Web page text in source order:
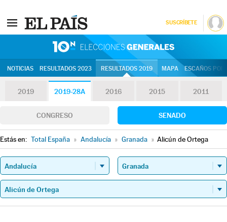
SUSCRÍBETE
NOTICIAS RESULTADOS 2023 RESULTADOS 2019 MAPA ESCAÑOS
2019 2019-28A 2016 2015 2011
CONGRESO SENADO
Estás en: Total España » Andalucía » Granada » Alicún de Ortega